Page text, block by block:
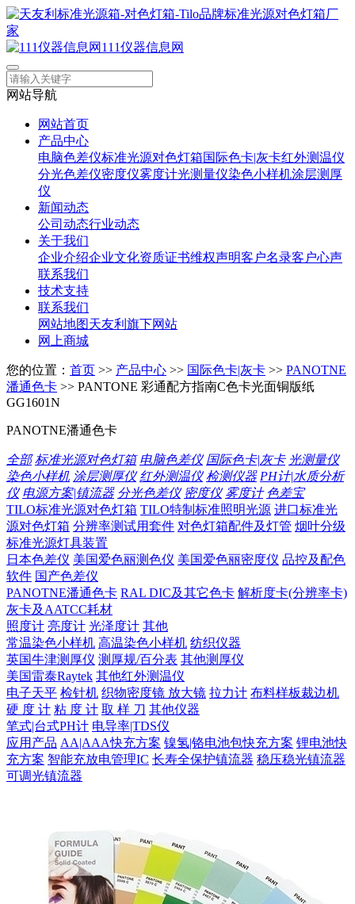
111仪器信息网
网站导航
网站首页
产品中心
电脑色差仪标准光源对色灯箱国际色卡|灰卡红外测温仪
分光色差仪密度仪雾度计光测量仪染色小样机涂层测厚
仪
新闻动态
公司动态行业动态
关于我们
企业介绍企业文化资质证书维权声明客户名录客户心声
联系我们
技术支持
联系我们
网站地图天友利旗下网站
网上商城
您的位置： 首页 >> 产品中心 >> 国际色卡|灰卡 >> PANOTNE
潘通色卡 >> PANTONE 彩通配方指南C色卡光面铜版纸
GG1601N
PANOTNE潘通色卡
全部 标准光源对色灯箱 电脑色差仪 国际色卡|灰卡 光测量仪
染色小样机 涂层测厚仪 红外测温仪 检测仪器 PH计|水质分析
仪 电源方案|镇流器 分光色差仪 密度仪 雾度计 色差宝
TILO标准光源对色灯箱 TILO特制标准照明光源 进口标准光
源对色灯箱 分辨率测试用套件 对色灯箱配件及灯管 烟叶分级
标准光源灯具装置
日本色差仪 美国爱色丽测色仪 美国爱色丽密度仪 品控及配色
软件 国产色差仪
PANOTNE潘通色卡 RAL DIC及其它色卡 解析度卡(分辨率卡)
灰卡及AATCC耗材
照度计 亮度计 光泽度计 其他
常温染色小样机 高温染色小样机 纺织仪器
英国牛津测厚仪 测厚规/百分表 其他测厚仪
美国雷泰Raytek 其他红外测温仪
电子天平 检针机 织物密度镜 放大镜 拉力计 布料样板裁边机
硬 度 计 粘 度 计 取 样 刀 其他仪器
笔式|台式PH计 电导率|TDS仪
应用产品 AA|AAA快充方案 镍氢|铬电池包快充方案 锂电池快
充方案 智能充放电管理IC 长寿全保护镇流器 稳压稳光镇流器
可调光镇流器